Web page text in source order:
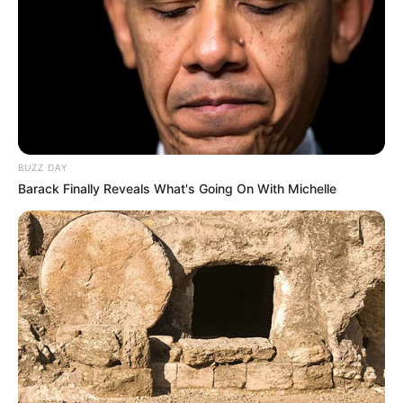
BUZZ DAY
Barack Finally Reveals What's Going On With Michelle